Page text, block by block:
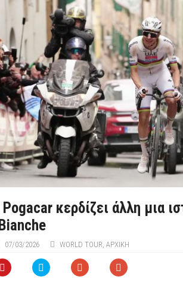
κερδίζει άλλη μια
07/03/2026 WORLD TOUR ΑΡΧΙΚΉ